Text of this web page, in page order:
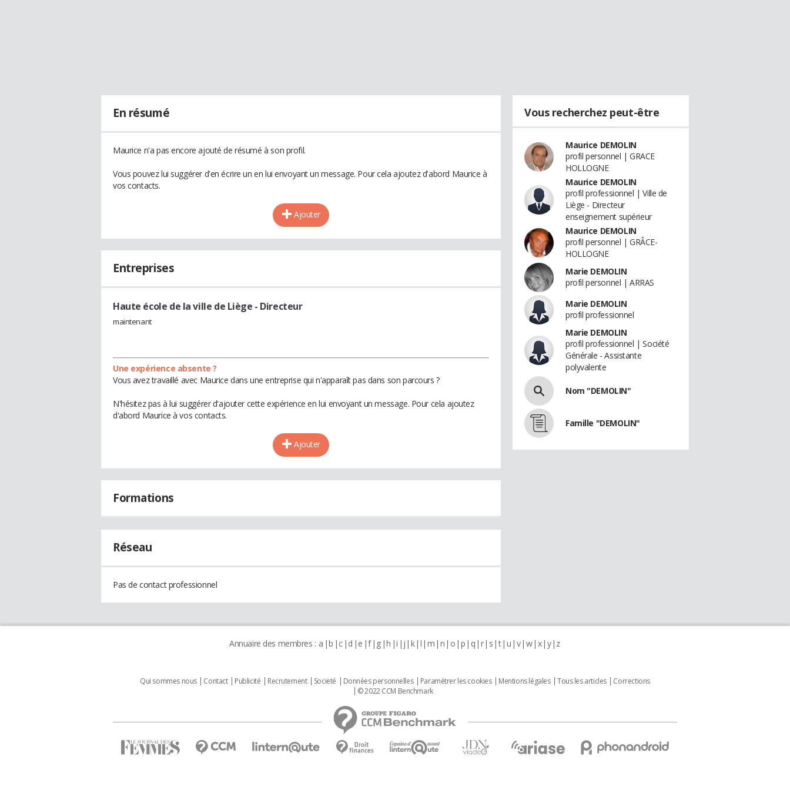
En résumé
Maurice n'a pas encore ajouté de résumé à son profil.
Vous pouvez lui suggérer d'en écrire un en lui envoyant un message. Pour cela ajoutez d'abord Maurice à
vos contacts.
Ajouter
Entreprises
Haute école de la ville de Liège - Directeur
maintenant
Une expérience absente ?
Vous avez travaillé avec Maurice dans une entreprise qui n'apparaît pas dans son parcours ?
N'hésitez pas à lui suggérer d'ajouter cette expérience en lui envoyant un message. Pour cela ajoutez
d'abord Maurice à vos contacts.
Ajouter
Formations
Réseau
Pas de contact professionnel
Vous recherchez peut-être
Maurice DEMOLIN
profil personnel | GRACE
HOLLOGNE
Maurice DEMOLIN
profil professionnel | Ville de
Liège - Directeur
enseignement supérieur
Maurice DEMOLIN
profil personnel | GRÂCE-
HOLLOGNE
Marie DEMOLIN
profil personnel | ARRAS
Marie DEMOLIN
profil professionnel
Marie DEMOLIN
profil professionnel | Société
Générale - Assistante
polyvalente
Nom "DEMOLIN"
Famille "DEMOLIN"
Annuaire des membres : a b c d e f g h i j k l m n o p q r s t u v w x y z
Qui sommes nous Contact Publicité Recrutement Societé Données personnelles Paramétrer les cookies Mentions légales Tous les articles
Corrections
© 2022 CCM Benchmark